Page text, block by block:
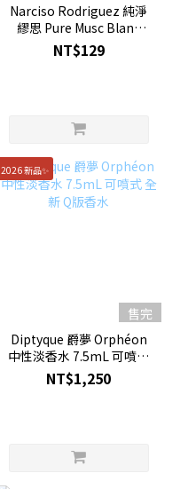
Narciso Rodriguez 純淨
繆思 Pure Musc Blanc
Intense女性淡香精 0.6mL
試管香水 限定版
NT$129
2026 新品✨
售完
Diptyque 爵夢 Orphéon
中性淡香水 7.5mL 可噴式
全新 Q版香水
NT$1,250